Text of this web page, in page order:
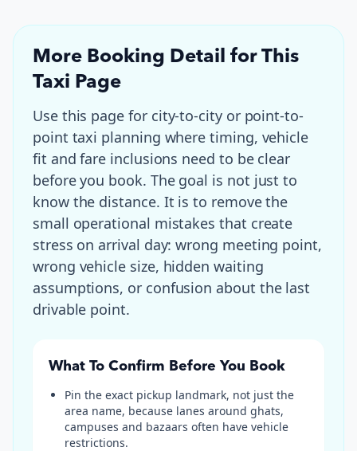
More Booking Detail for This
Taxi Page
Use this page for city-to-city or point-to-
point taxi planning where timing, vehicle
fit and fare inclusions need to be clear
before you book. The goal is not just to
know the distance. It is to remove the
small operational mistakes that create
stress on arrival day: wrong meeting point,
wrong vehicle size, hidden waiting
assumptions, or confusion about the last
drivable point.
What To Confirm Before You Book
Pin the exact pickup landmark, not just the
area name, because lanes around ghats,
campuses and bazaars often have vehicle
restrictions.